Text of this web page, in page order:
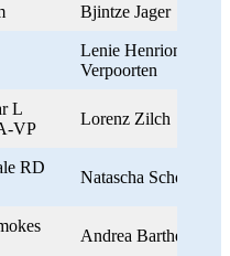
Bjintze Jager
Lenie Henrion-
Verpoorten
L
VP
Lorenz Zilch
RD
Natascha Schoepe
Andrea Barthel